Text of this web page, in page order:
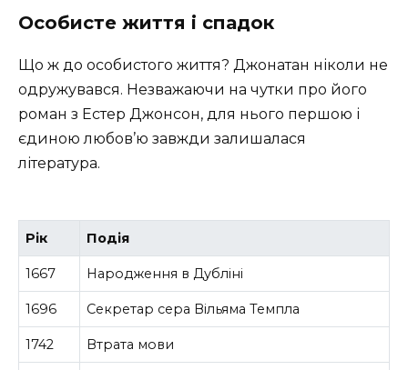
Особисте життя і спадок
Що ж до особистого життя? Джонатан ніколи не
одружувався. Незважаючи на чутки про його
роман з Естер Джонсон, для нього першою і
єдиною любов’ю завжди залишалася
література.
Рік Подія
1667 Народження в Дубліні
1696 Секретар сера Вільяма Темпла
1742 Втрата мови